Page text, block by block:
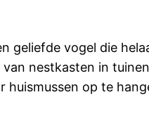
geliefde vogel die
nestkasten in
huismussen op te